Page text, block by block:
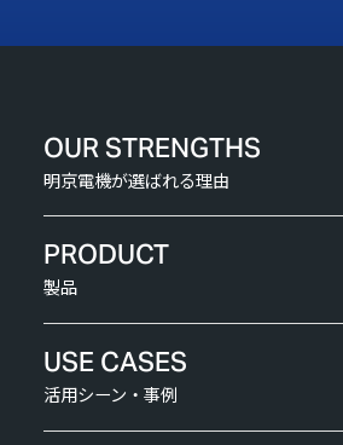
OUR STRENGTHS
明京電機が選ばれる理由
PRODUCT
製品
USE CASES
活用シーン・事例